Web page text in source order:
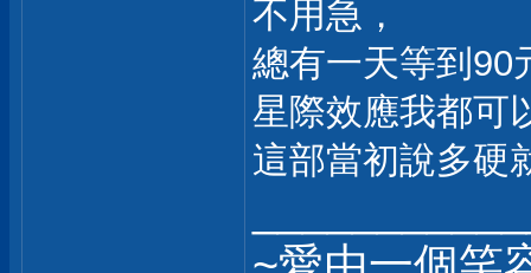
不用急，
總有一天等到90
星際效應我都可
這部當初說多硬